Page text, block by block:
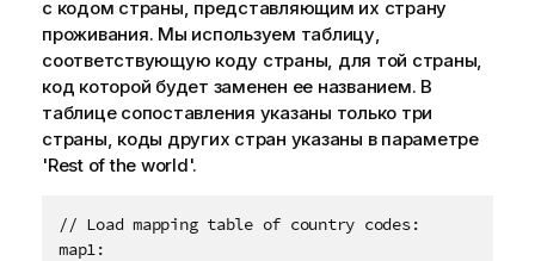
с кодом страны, представляющим их страну
проживания. Мы используем таблицу,
соответствующую коду страны, для той страны,
код которой будет заменен ее названием. В
таблице сопоставления указаны только три
страны, коды других стран указаны в параметре
'Rest of the world'.
// Load mapping table of country codes:
map1: